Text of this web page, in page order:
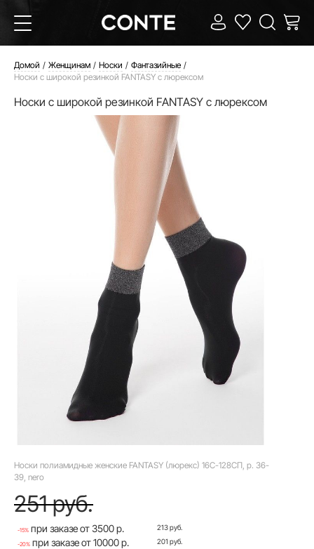
Домой Женщинам Носки
Фантазийные
Носки с широкой резинкой FANTASY с люрексом
Носки с широкой резинкой FANTASY с люрексом
Носки полиамидные женские FANTASY (люрекс) 16С-128СП, р. 36-
39, nero
251 руб.
-15% при заказе от 3500 р. 213 руб.
-20% при заказе от 10000 р. 201 руб.